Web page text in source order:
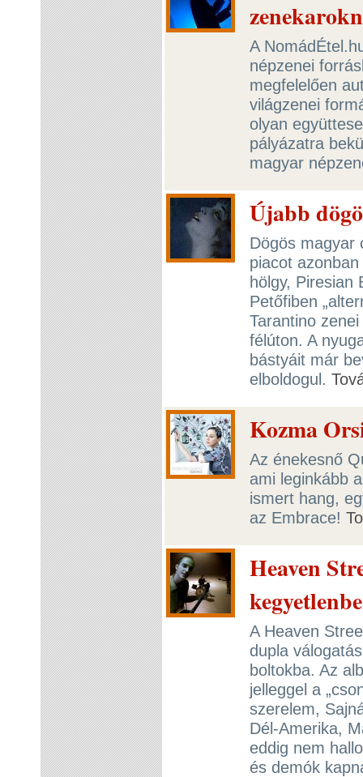
A
népzenei
megfelelően
világzenei
olyan
pályázatra
magyar
Újabb
Dögös magyar
piacot
hölgy, Piresian
Petőfiben
Tarantino
félúton. A
bástyáit már
elboldogul.
Kozma
Az énekesnő
ami leginkább
ismert hang,
az Embrace!
Heaven
kegyetlenbe
A Heaven
dupla
boltokba. Az
jelleggel a
szerelem,
Dél-Amerika,
eddig nem
és demók